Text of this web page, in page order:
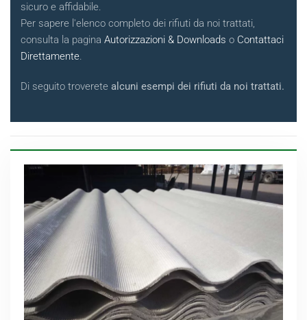
sicuro e affidabile.
Per sapere l'elenco completo dei rifiuti da noi trattati,
consulta la pagina Autorizzazioni & Downloads o Contattaci
Direttamente.
Di seguito troverete alcuni esempi dei rifiuti da noi trattati.